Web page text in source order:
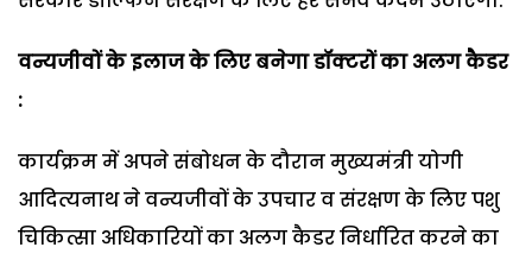
वन्यजीवों के इलाज के लिए बनेगा डॉक्टरों का अलग कैडर
:
कार्यक्रम में अपने संबोधन के दौरान मुख्यमंत्री योगी
आदित्यनाथ ने वन्यजीवों के उपचार व संरक्षण के लिए पशु
चिकित्सा अधिकारियों का अलग कैडर निर्धारित करने का